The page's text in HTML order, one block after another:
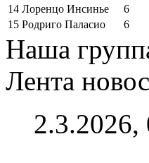
14 Лоренцо Инсинье
6
15 Родриго Паласио 6
Наша
Лента
2.3.2026,